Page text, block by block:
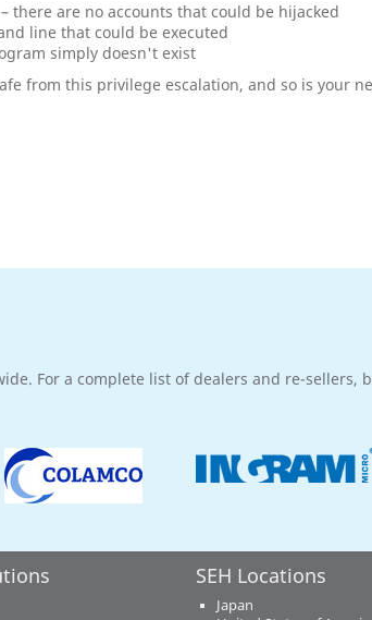
​​there are no accounts that could be hijacked
line that could be executed
simply doesn't exist
from this privilege escalation, and so is your
For a complete list of dealers and re-sellers,
SEH Locations
Japan